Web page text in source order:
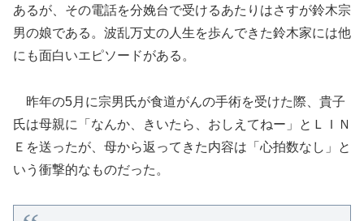
あるが、その電話を分娩台で受けるあたりはさすが鈴木宗
男の娘である。波乱万丈の人生を歩んできた鈴木家には他
にも面白いエピソードがある。
昨年の5月に宗男氏が食道がんの手術を受けた際、貴子
氏は母親に「なんか、きいたら、おしえてねー」とＬＩＮ
Ｅを送ったが、母から返ってきた内容は「心拍数なし」と
いう衝撃的なものだった。